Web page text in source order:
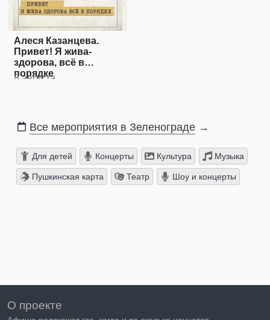
Алеся Казанцева.
Привет! Я жива-
здорова, всё в
порядке
8 августа
Все мероприятия в Зеленограде →
Для детей Концерты Культура Музыка
Пушкинская карта Театр Шоу и концерты
О проекте